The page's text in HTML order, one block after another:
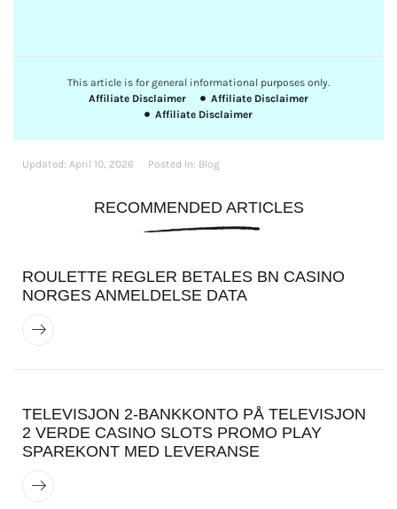
This article is for general informational purposes only.
Affiliate Disclaimer
Affiliate Disclaimer
Affiliate Disclaimer
Updated: April 10, 2026 Posted In: Blog
RECOMMENDED ARTICLES
ROULETTE REGLER BETALES BN CASINO
NORGES ANMELDELSE DATA
TELEVISJON 2-BANKKONTO PÅ TELEVISJON
2 VERDE CASINO SLOTS PROMO PLAY
SPAREKONT MED LEVERANSE